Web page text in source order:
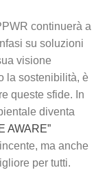
continuerà a
su soluzioni
visione
la sostenibilità, è
queste sfide. In
diventa
AWARE”
ma anche
per tutti.